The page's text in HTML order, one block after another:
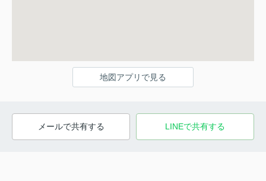
地図アプリで見る
メールで共有する LINEで共有する